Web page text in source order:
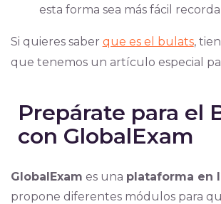
esta forma sea más fácil
Si quieres saber que es el bulats,
que tenemos un artículo especial
Prepárate para el
con GlobalExam
GlobalExam es una plataforma en
propone diferentes módulos para